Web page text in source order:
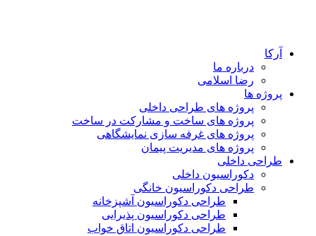
آرکا
درباره ما
رضا اسلامی
پروژه ها
پروژه های طراحی داخلی
پروژه های ساخت و مشارکت در ساخت
پروژه های غرفه سازی نمایشگاهی
پروژه های مدیریت پیمان
طراحی داخلی
دکوراسیون داخلی
طراحی دکوراسیون خانگی
طراحی دکوراسیون آشپزخانه
طراحی دکوراسیون پذیرایی
طراحی دکوراسیون اتاق خواب